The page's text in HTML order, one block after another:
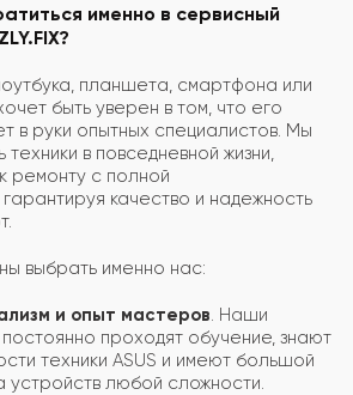
именно в сервисный
планшета, смартфона или
быть уверен в том, что его
в руки опытных специалистов. Мы
в повседневной жизни,
ремонту с полной
качество и надежность
выбрать именно нас:
и опыт мастеров . Наши
проходят обучение, знают
техники ASUS и имеют большой
устройств любой сложности.